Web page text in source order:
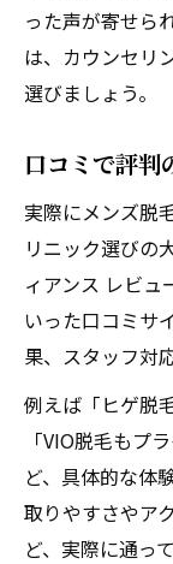
った声が寄せら
は、カウンセリ
選びましょう。
口コミで評判
実際にメンズ脱
リニック選びの
ィアンス レビュ
いった口コミサ
果、スタッフ対
例えば「ヒゲ脱
「VIO脱毛もプ
ど、具体的な体
取りやすさやア
ど、実際に通っ